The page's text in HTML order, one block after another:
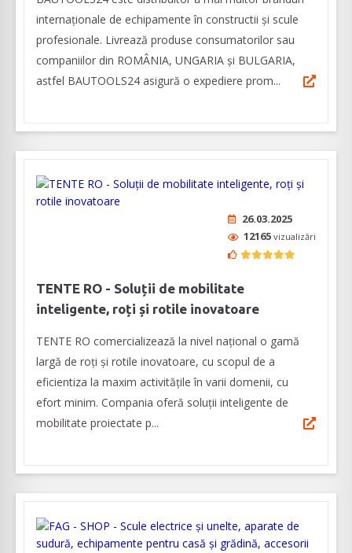
internaționale de echipamente în constructii și scule
profesionale. Livrează produse consumatorilor sau
companiilor din ROMÂNIA, UNGARIA şi BULGARIA,
astfel BAUTOOLS24 asigură o expediere prom...
26.03.2025
12165 vizualizări
TENTE RO - Soluții de mobilitate
inteligente, roți și rotile inovatoare
TENTE RO comercializează la nivel național o gamă
largă de roți și rotile inovatoare, cu scopul de a
eficientiza la maxim activitățile în varii domenii, cu
efort minim. Compania oferă soluții inteligente de
mobilitate proiectate p...